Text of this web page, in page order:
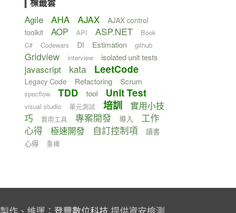
標籤雲
Agile AHA AJAX
AJAX control
toolkit
AOP API ASP.NET
Book
C#
Codewars DI Estimation github
Gridview interview isolated unit tests
javascript kata LeetCode
Legacy Code Refactoring Scrum
specflow TDD tool Unit Test
visual studio 單元測試 培訓
實用小技
巧
實用工具 專案開發 導入
工作
心得
極速開發 自訂控制項
讀書
心得
重構